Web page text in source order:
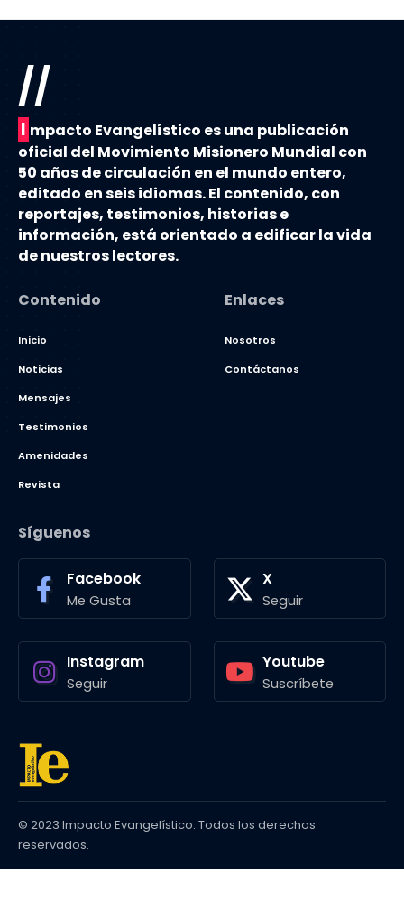
//
I mpacto Evangelístico es una publicación
oficial del Movimiento Misionero Mundial con
50 años de circulación en el mundo entero,
editado en seis idiomas. El contenido, con
reportajes, testimonios, historias e
información, está orientado a edificar la vida
de nuestros lectores.
Contenido
Inicio
Noticias
Mensajes
Testimonios
Amenidades
Revista
Enlaces
Nosotros
Contáctanos
Síguenos
Facebook
Me Gusta
X
Seguir
Instagram
Seguir
Youtube
Suscríbete
© 2023 Impacto Evangelístico. Todos los derechos
reservados.